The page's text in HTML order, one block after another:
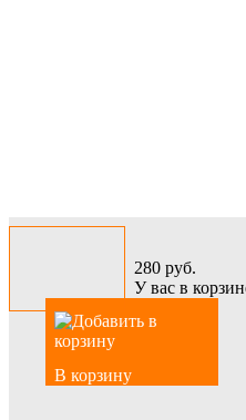
280 руб.
У вас в
В корзину